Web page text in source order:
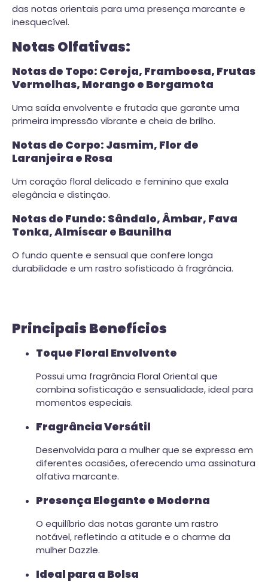
das notas orientais para uma presença marcante e
inesquecível.
Notas Olfativas:
Notas de Topo: Cereja, Framboesa, Frutas
Vermelhas, Morango e Bergamota
Uma saída envolvente e frutada que garante uma
primeira impressão vibrante e cheia de brilho.
Notas de Corpo: Jasmim, Flor de
Laranjeira e Rosa
Um coração floral delicado e feminino que exala
elegância e distinção.
Notas de Fundo: Sândalo, Âmbar, Fava
Tonka, Almíscar e Baunilha
O fundo quente e sensual que confere longa
durabilidade e um rastro sofisticado à fragrância.
Principais Benefícios
Toque Floral Envolvente
Possui uma fragrância Floral Oriental que
combina sofisticação e sensualidade, ideal para
momentos especiais.
Fragrância Versátil
Desenvolvida para a mulher que se expressa em
diferentes ocasiões, oferecendo uma assinatura
olfativa marcante.
Presença Elegante e Moderna
O equilíbrio das notas garante um rastro
notável, refletindo a atitude e o charme da
mulher Dazzle.
Ideal para a Bolsa